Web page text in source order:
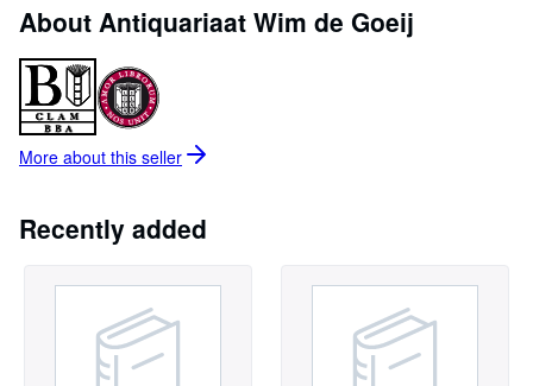
CLOSE
About Antiquariaat Wim de Goeij
More about this seller
Recently added